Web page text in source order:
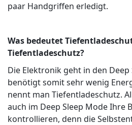
paar Handgriffen erledigt.
Was bedeutet
Tiefentladeschutz?
Die Elektronik geht in den Deep
benötigt somit sehr wenig
nennt man Tiefentladeschutz.
auch im Deep Sleep Mode Ihre
kontrollieren, denn die